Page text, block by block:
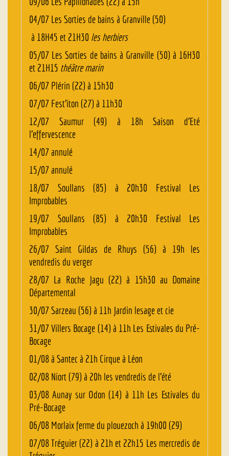
04/07 Les Sorties de bains à Granville (50)
à 18H45 et 21H30 les herbiers
05/07 Les Sorties de bains à Granville (50) à 16H30
et 21H15 théâtre marin
06/07 Plérin (22) à 15h30
07/07 Fest’iton (27) à 11h30
12/07 Saumur (49) à 18h Saison d’Eté
l’effervescence
14/07 annulé
15/07 annulé
18/07 Soullans (85) à 20h30 Festival Les
Improbables
19/07 Soullans (85) à 20h30 Festival Les
Improbables
26/07 Saint Gildas de Rhuys (56) à 19h les
vendredis du verger
28/07 La Roche Jagu (22) à 15h30 au Domaine
Départemental
30/07 Sarzeau (56) à 11h Jardin lesage et cie
31/07 Villers Bocage (14) à 11h Les Estivales du Pré-
Bocage
01/08 à Santec à 21h Cirque à Léon
02/08 Niort (79) à 20h les vendredis de l’été
03/08 Aunay sur Odon (14) à 11h Les Estivales du
Pré-Bocage
06/08 Morlaix ferme du plouezoch à 19h00 (29)
07/08 Tréguier (22) à 21h et 22h15 Les mercredis de